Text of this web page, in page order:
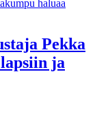
Pekka
ja